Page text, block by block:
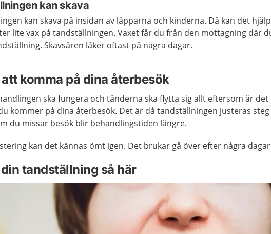
kan skava
kan skava på insidan av läpparna och kinderna. Då kan det
lite vax på tandställningen. Vaxet får du från den mottagning där
Skavsåren läker oftast på några dagar.
komma på dina återbesök
ska fungera och tänderna ska flytta sig allt eftersom är det
kommer på dina återbesök. Det är då tandställningen justeras steg
du missar besök blir behandlingstiden längre.
kan det kännas ömt igen. Det brukar gå över efter några
tandställning så här